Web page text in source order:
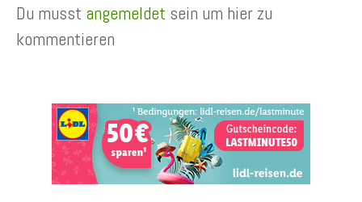
Du musst angemeldet sein um hier zu
kommentieren